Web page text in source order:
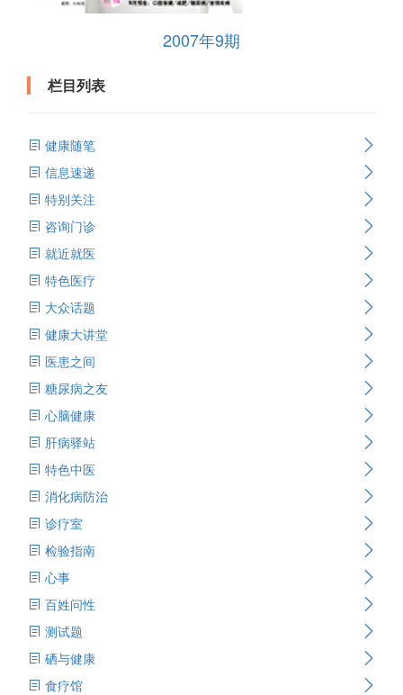
2007年9期
栏目列表
健康随笔
信息速递
特别关注
咨询门诊
就近就医
特色医疗
大众话题
健康大讲堂
医患之间
糖尿病之友
心脑健康
肝病驿站
特色中医
消化病防治
诊疗室
检验指南
心事
百姓问性
测试题
硒与健康
食疗馆